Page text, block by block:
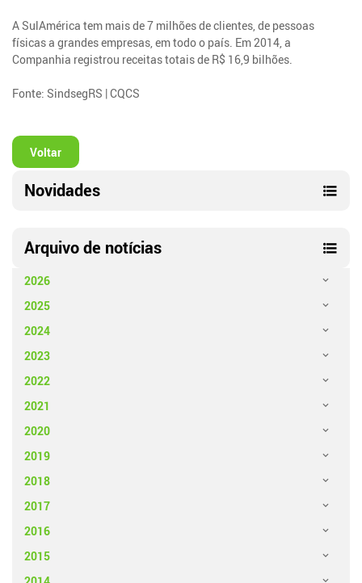
A SulAmérica tem mais de 7 milhões de clientes, de pessoas
físicas a grandes empresas, em todo o país. Em 2014, a
Companhia registrou receitas totais de R$ 16,9 bilhões.
Fonte: SindsegRS | CQCS
Voltar
Novidades
Arquivo de notícias
2026
2025
2024
2023
2022
2021
2020
2019
2018
2017
2016
2015